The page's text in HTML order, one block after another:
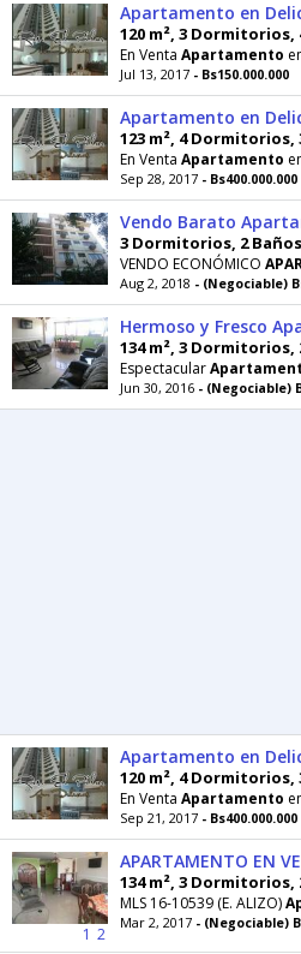
Apartamento en
120 m², 3 Dormitorios,
En Venta Apartamento
Jul 13, 2017 - Bs150.000.000
Apartamento en
123 m², 4 Dormitorios,
En Venta Apartamento
Sep 28, 2017 - Bs400.000.000
3 Dormitorios, 2 Baños
VENDO ECONÓMICO
Aug 2, 2018 - (Negociable)
134 m², 3 Dormitorios,
Espectacular
Jun 30, 2016 - (Negociable)
Apartamento en
120 m², 4 Dormitorios,
En Venta Apartamento
Sep 21, 2017 - Bs400.000.000
1 2
134 m², 3 Dormitorios,
MLS 16-10539 (E. ALIZO)
Mar 2, 2017 - (Negociable)